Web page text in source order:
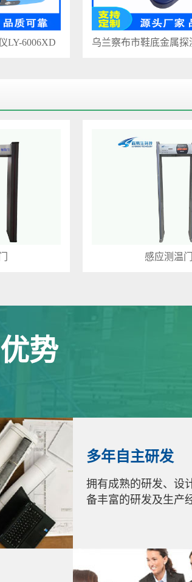
LY-6006XD
感应测温门
势
多年自主研发
拥有成熟的研发、设
备丰富的研发及生产